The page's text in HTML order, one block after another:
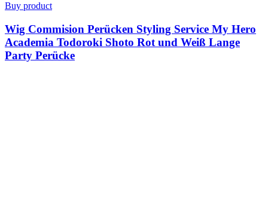
Buy product
Wig Commision Perücken Styling Service My Hero
Academia Todoroki Shoto Rot und Weiß Lange
Party Perücke